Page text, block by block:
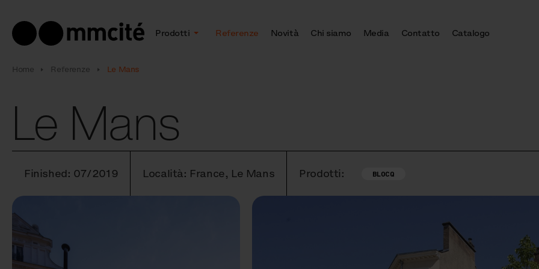
Prodotti Referenze Novità Chi siamo Media Contatto Catalogo
Home Referenze Le Mans
Le Mans
Finished: 07/2019 Località: France, Le Mans Prodotti: BLOCQ